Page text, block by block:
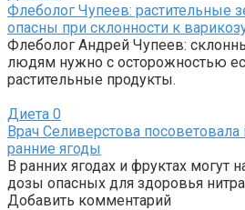
Флеболог Чупеев: растительные
опасны при склонности к
Флеболог Андрей Чупеев:
людям нужно с осторожностью
растительные продукты.
Диета 0
Врач Селиверстова
ранние ягоды
В ранних ягодах и фруктах могут
дозы опасных для здоровья
Добавить комментарий